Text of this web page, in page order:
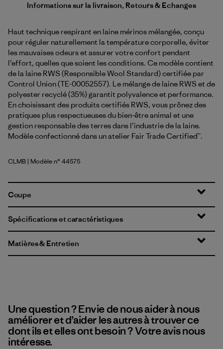
Informations sur la livraison, Retours & Echanges
Haut technique respirant en laine mérinos mélangée, conçu
pour réguler naturellement la température corporelle, éviter
les mauvaises odeurs et assurer votre confort pendant
l’effort, quelles que soient les conditions. Ce modèle contient
de la laine RWS (Responsible Wool Standard) certifiée par
Control Union (TE-00052557). Le mélange de laine RWS et de
polyester recyclé (35%) garantit polyvalence et performance.
En choisissant des produits certifiés RWS, vous prônez des
pratiques plus respectueuses du bien-être animal et une
gestion responsable des terres dans l’industrie de la laine.
Modèle confectionné dans un atelier Fair Trade Certified™.
Clement Blue
CLMB | Modèle n° 44575
Coupe
Spécifications et caractéristiques
Matières & Entretien
Une question ? Envie de nous aider à nous
améliorer et d’aider les autres à trouver ce
dont ils et elles ont besoin ? Votre avis nous
intéresse.